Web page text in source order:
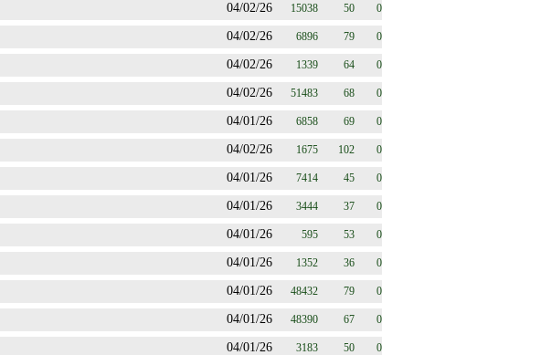
04/02/26 15038 50 0
04/02/26 6896 79 0
04/02/26 1339 64 0
04/02/26 51483 68 0
04/01/26 6858 69 0
04/02/26 1675 102 0
04/01/26 7414 45 0
04/01/26 3444 37 0
04/01/26 595 53 0
04/01/26 1352 36 0
04/01/26 48432 79 0
04/01/26 48390 67 0
04/01/26 3183 50 0